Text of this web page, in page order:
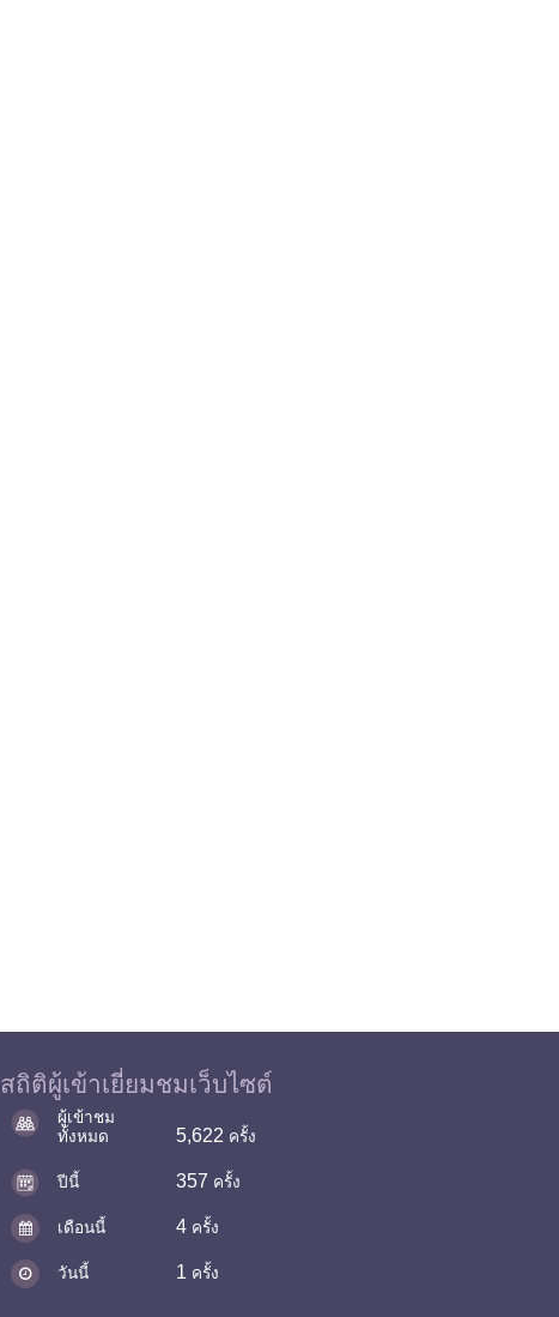
สถิติผู้เข้าเยี่ยมชมเว็บไซต์
ผู้เข้าชม
ทั้งหมด
5,622 ครั้ง
ปีนี้ 357 ครั้ง
เดือนนี้ 4 ครั้ง
วันนี้ 1 ครั้ง